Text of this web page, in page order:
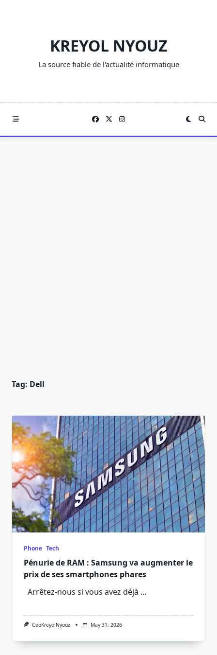
KREYOL NYOUZ
La source fiable de l'actualité informatique
Tag: Dell
Phone Tech
Pénurie de RAM : Samsung va augmenter le
prix de ses smartphones phares
Arrêtez-nous si vous avez déjà ...
CeoKreyolNyouz May 31, 2026